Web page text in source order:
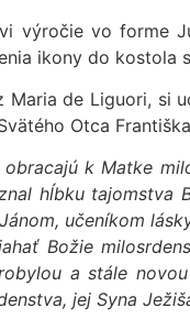
výročie vo forme
ikony do kostola
Maria de Liguori, si
Otca
obracajú k Matke
hĺbku
učeníkom
Božie
a stále
jej Syna